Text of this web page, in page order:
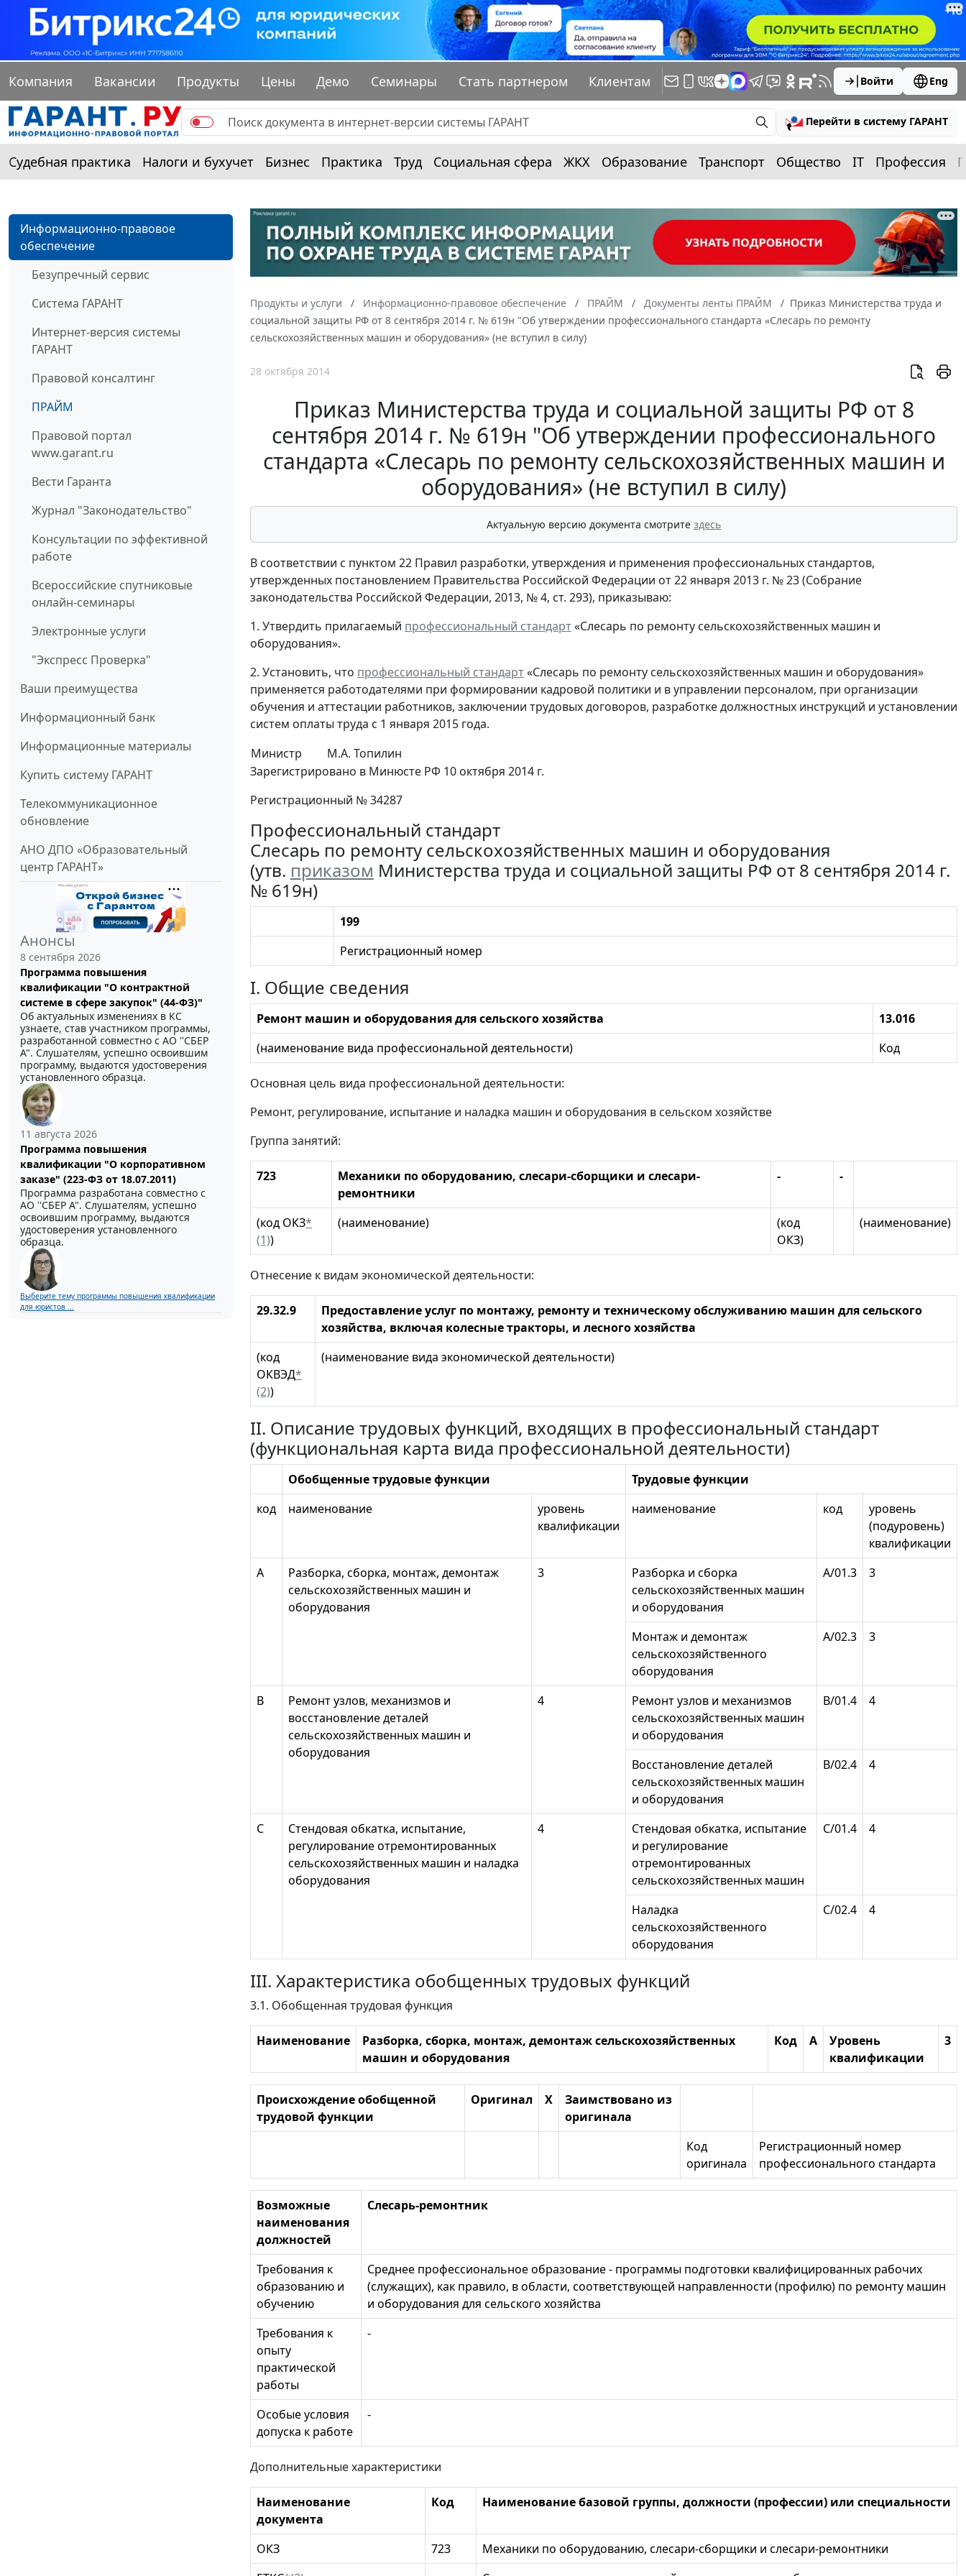
Компания Вакансии Продукты Цены Демо Семинары Стать партнером Клиентам Войти Eng
Перейти в систему ГАРАНТ
Судебная практика Налоги и бухучет Бизнес Практика Труд Социальная сфера ЖКХ Образование Транспорт Общество IT Профессия
Информационно-правовое
обеспечение
Безупречный сервис
Система ГАРАНТ
Интернет-версия системы
ГАРАНТ
Правовой консалтинг
ПРАЙМ
Правовой портал
www.garant.ru
Вести Гаранта
Журнал "Законодательство"
Консультации по эффективной
работе
Всероссийские спутниковые
онлайн-семинары
Электронные услуги
"Экспресс Проверка"
Ваши преимущества
Информационный банк
Информационные материалы
Купить систему ГАРАНТ
Телекоммуникационное
обновление
АНО ДПО «Образовательный
центр ГАРАНТ»
Анонсы
8 сентября 2026
Программа повышения
квалификации "О контрактной
системе в сфере закупок" (44-ФЗ)"
Об актуальных изменениях в КС
узнаете, став участником программы,
разработанной совместно с АО ''СБЕР
А". Слушателям, успешно освоившим
программу, выдаются удостоверения
установленного образца.
11 августа 2026
Программа повышения
квалификации "О корпоративном
заказе" (223-ФЗ от 18.07.2011)
Программа разработана совместно с
АО ''СБЕР А". Слушателям, успешно
освоившим программу, выдаются
удостоверения установленного
образца.
Выберите тему программы повышения квалификации
для юристов ...
Продукты и услуги Информационно-правовое обеспечение ПРАЙМ Документы ленты ПРАЙМ
Приказ Министерства труда и
социальной защиты РФ от 8 сентября 2014 г. № 619н "Об утверждении профессионального стандарта «Слесарь по ремонту
сельскохозяйственных машин и оборудования» (не вступил в силу)
28 октября 2014
Приказ Министерства труда и социальной защиты РФ от 8
сентября 2014 г. № 619н "Об утверждении профессионального
стандарта «Слесарь по ремонту сельскохозяйственных машин и
оборудования» (не вступил в силу)
Актуальную версию документа смотрите здесь
В соответствии с пунктом 22 Правил разработки, утверждения и применения профессиональных стандартов,
утвержденных постановлением Правительства Российской Федерации от 22 января 2013 г. № 23 (Собрание
законодательства Российской Федерации, 2013, № 4, ст. 293), приказываю:
1. Утвердить прилагаемый профессиональный стандарт«Слесарь по ремонту сельскохозяйственных машин и
оборудования».
2. Установить, что профессиональный стандарт«Слесарь по ремонту сельскохозяйственных машин и оборудования»
применяется работодателями при формировании кадровой политики и в управлении персоналом, при организации
обучения и аттестации работников, заключении трудовых договоров, разработке должностных инструкций и установлении
систем оплаты труда с 1 января 2015 года.
Министр
М.А. Топилин
Зарегистрировано в Минюсте РФ 10 октября 2014 г.
Регистрационный № 34287
Профессиональный стандарт
Слесарь по ремонту сельскохозяйственных машин и оборудования
(утв. приказом Министерства труда и социальной защиты РФ от 8 сентября 2014 г.
№ 619н)
199
Регистрационный номер
I. Общие сведения
Ремонт машин и оборудования для сельского хозяйства
13.016
(наименование вида профессиональной деятельности)
Код
Основная цель вида профессиональной деятельности:
Ремонт, регулирование, испытание и наладка машин и оборудования в сельском хозяйстве
Группа занятий:
723
Механики по оборудованию, слесари-сборщики и слесари-
ремонтники
- -
(код ОКЗ*
(1))
(наименование)
(код
ОКЗ)
(наименование)
Отнесение к видам экономической деятельности:
29.32.9
Предоставление услуг по монтажу, ремонту и техническому обслуживанию машин для сельского
хозяйства, включая колесные тракторы, и лесного хозяйства
(код
ОКВЭД*
(2))
(наименование вида экономической деятельности)
II. Описание трудовых функций, входящих в профессиональный стандарт
(функциональная карта вида профессиональной деятельности)
Обобщенные трудовые функции
Трудовые функции
код
наименование
уровень
квалификации
наименование код
уровень
(подуровень)
квалификации
А
Разборка, сборка, монтаж, демонтаж
сельскохозяйственных машин и
оборудования
3
Разборка и сборка
сельскохозяйственных машин
и оборудования
А/01.3 3
Монтаж и демонтаж
сельскохозяйственного
оборудования
А/02.3 3
В
Ремонт узлов, механизмов и
восстановление деталей
сельскохозяйственных машин и
оборудования
4
Ремонт узлов и механизмов
сельскохозяйственных машин
и оборудования
В/01.4 4
Восстановление деталей
сельскохозяйственных машин
и оборудования
В/02.4 4
С
Стендовая обкатка, испытание,
регулирование отремонтированных
сельскохозяйственных машин и наладка
оборудования
4
Стендовая обкатка, испытание
и регулирование
отремонтированных
сельскохозяйственных машин
С/01.4 4
Наладка
сельскохозяйственного
оборудования
С/02.4 4
III. Характеристика обобщенных трудовых функций
3.1. Обобщенная трудовая функция
Наименование
Разборка, сборка, монтаж, демонтаж сельскохозяйственных
машин и оборудования
Код А
Уровень
квалификации
3
Происхождение обобщенной
трудовой функции
Оригинал X
Заимствовано из
оригинала
Код
оригинала
Регистрационный номер
профессионального стандарта
Возможные
наименования
должностей
Слесарь-ремонтник
Требования к
образованию и
обучению
Среднее профессиональное образование - программы подготовки квалифицированных рабочих
(служащих), как правило, в области, соответствующей направленности (профилю) по ремонту машин
и оборудования для сельского хозяйства
Требования к
опыту
практической
работы
-
Особые условия
допуска к работе
-
Дополнительные характеристики
Наименование
документа
Код Наименование базовой группы, должности (профессии) или специальности
ОКЗ 723
Механики по оборудованию, слесари-сборщики и слесари-ремонтники